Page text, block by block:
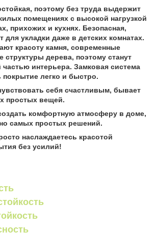
поэтому без труда выдержит
помещениях с высокой нагрузкой
прихожих и кухнях. Безопасная,
для укладки даже в детских комнатах.
красоту камня, современные
структуры дерева, поэтому станут
частью интерьера. Замковая система
легко и быстро.
себя счастливым, бывает
простых вещей.
комфортную атмосферу в доме,
самых простых решений.
наслаждаетесь красотой
без усилий!